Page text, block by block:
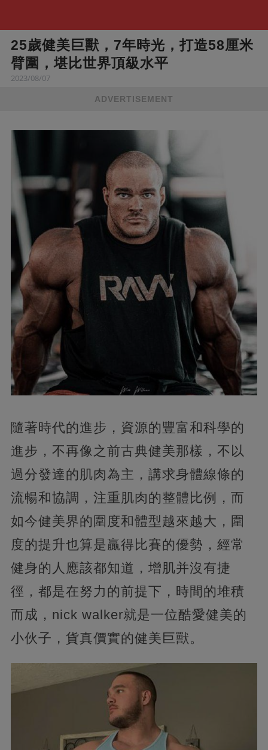
25歲健美巨獸，7年時光，打造58厘米
臂圍，堪比世界頂級水平
2023/08/07
ADVERTISEMENT
隨著時代的進步，資源的豐富和科學的
進步，不再像之前古典健美那樣，不以
過分發達的肌肉為主，講求身體線條的
流暢和協調，注重肌肉的整體比例，而
如今健美界的圍度和體型越來越大，圍
度的提升也算是贏得比賽的優勢，經常
健身的人應該都知道，增肌并沒有捷
徑，都是在努力的前提下，時間的堆積
而成，nick walker就是一位酷愛健美的
小伙子，貨真價實的健美巨獸。